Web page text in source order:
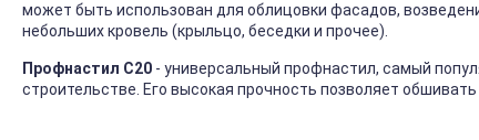
может быть использован для облицовки фасадов,
небольших кровель (крыльцо, беседки и прочее).
Профнастил С20 - универсальный профнастил, самый
строительстве. Его высокая прочность позволяет